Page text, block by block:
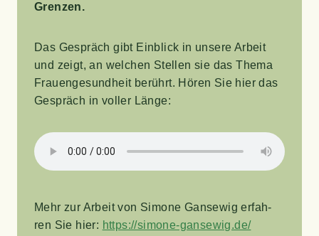
Grenzen.
Das Gespräch gibt Ein­blick in unse­re Arbeit
und zeigt, an wel­chen Stel­len sie das The­ma
Frau­en­ge­sund­heit berührt. Hören Sie hier das
Gespräch in vol­ler Länge:
Mehr zur Arbeit von Simo­ne Gan­se­wig erfah­
ren Sie hier: https://​simo​ne​-gan​se​wig​.de/